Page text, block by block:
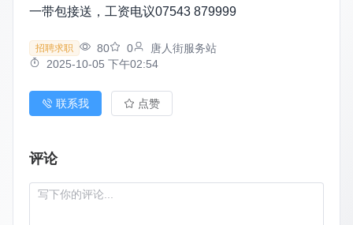
一带包接送，工资电议07543 879999
招聘求职 80 0
唐人街服务站
2025-10-05 下午02:54
联系我 点赞
评论